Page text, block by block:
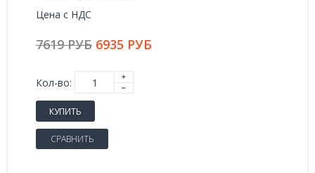
Цена с НДС
7619 РУБ 6935 РУБ
Кол-во:
КУПИТЬ
СРАВНИТЬ